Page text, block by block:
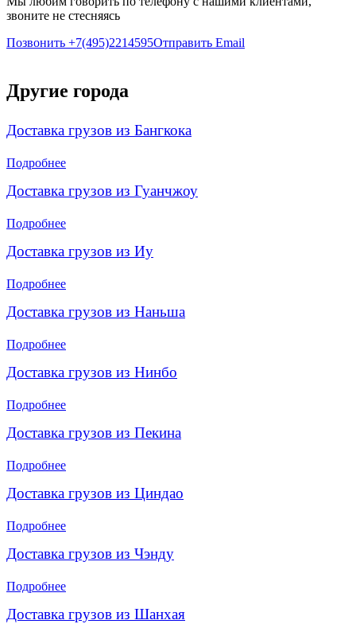
звоните не стесняясь
Позвонить +7(495)2214595Отправить Email
Другие города
Доставка грузов из Бангкока
Подробнее
Доставка грузов из Гуанчжоу
Подробнее
Доставка грузов из Иу
Подробнее
Доставка грузов из Наньша
Подробнее
Доставка грузов из Нинбо
Подробнее
Доставка грузов из Пекина
Подробнее
Доставка грузов из Циндао
Подробнее
Доставка грузов из Чэнду
Подробнее
Доставка грузов из Шанхая